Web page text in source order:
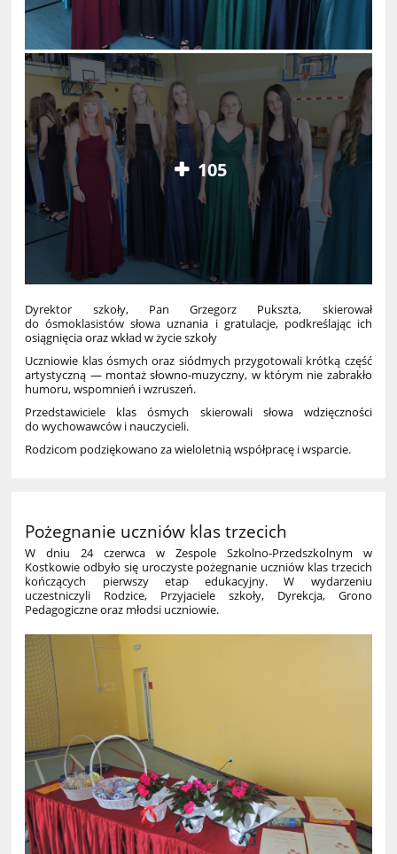
105
Dyrektor szkoły, Pan Grzegorz Pukszta, skierował
do ósmoklasistów słowa uznania i gratulacje, podkreślając ich
osiągnięcia oraz wkład w życie szkoły
Uczniowie klas ósmych oraz siódmych przygotowali krótką część
artystyczną — montaż słowno‑muzyczny, w którym nie zabrakło
humoru, wspomnień i wzruszeń.
Przedstawiciele klas ósmych skierowali słowa wdzięczności
do wychowawców i nauczycieli.
Rodzicom podziękowano za wieloletnią współpracę i wsparcie.
Pożegnanie uczniów klas trzecich
W dniu 24 czerwca w Zespole Szkolno‑Przedszkolnym w
Kostkowie odbyło się uroczyste pożegnanie uczniów klas trzecich
kończących pierwszy etap edukacyjny. W wydarzeniu
uczestniczyli Rodzice, Przyjaciele szkoły, Dyrekcja, Grono
Pedagogiczne oraz młodsi uczniowie.